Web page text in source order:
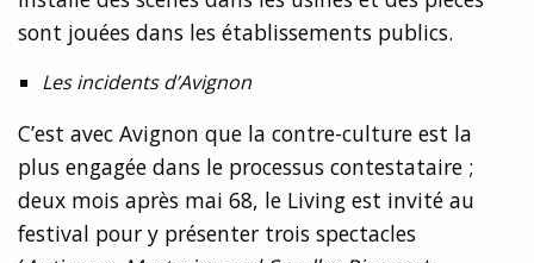
sont jouées dans les établissements publics.
Les incidents d’Avignon
C’est avec Avignon que la contre-culture est la
plus engagée dans le processus contestataire ;
deux mois après mai 68, le Living est invité au
festival pour y présenter trois spectacles